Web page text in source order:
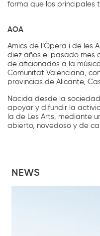
forma que los principales
AOA
Amics de l’Òpera i de les
diez años el pasado mes
de aficionados a la
Comunitat Valenciana,
provincias de Alicante,
Nacida desde la
apoyar y difundir la
la de Les Arts, mediante
abierto, novedoso y de
NEWS